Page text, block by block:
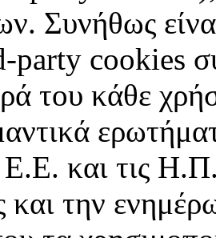
Συνήθως
party cookies
του κάθε
και τις
και την